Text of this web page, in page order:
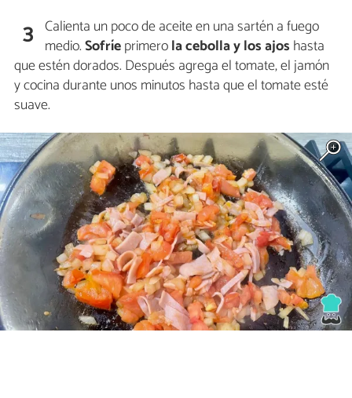
3 Calienta un poco de aceite en una sartén a fuego
medio.Sofríeprimerola cebolla y los ajos hasta
que estén dorados. Después agrega el tomate, el jamón
y cocina durante unos minutos hasta que el tomate esté
suave.